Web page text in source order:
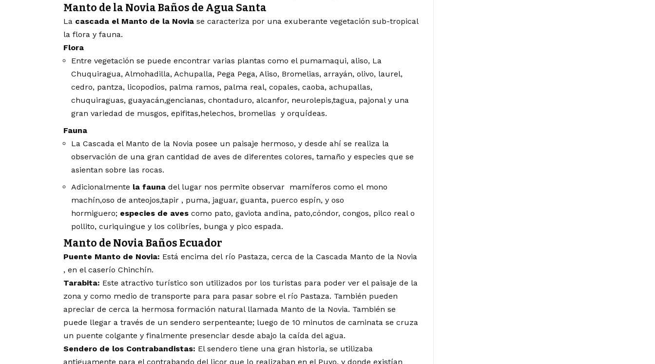
Manto de la Novia Baños de Agua Santa
La cascada el Manto de la Novia se caracteriza por una exuberante vegetación sub-tropical
la flora y fauna.
Flora
Entre vegetación se puede encontrar varias plantas como el pumamaqui, aliso, La
Chuquiragua, Almohadilla, Achupalla, Pega Pega, Aliso, Bromelias, arrayán, olivo, laurel,
cedro, pantza, licopodios, palma ramos, palma real, copales, caoba, achupallas,
chuquiraguas, guayacán,gencianas, chontaduro, alcanfor, neurolepis,tagua, pajonal y una
gran variedad de musgos, epifitas,helechos, bromelias y orquídeas.
Fauna
La Cascada el Manto de la Novia posee un paisaje hermoso, y desde ahí se realiza la
observación de una gran cantidad de aves de diferentes colores, tamaño y especies que se
asientan sobre las rocas.
Adicionalmente la fauna del lugar nos permite observar mamíferos como el mono
machín,oso de anteojos,tapir , puma, jaguar, guanta, puerco espín, y oso
hormiguero; especies de aves como pato, gaviota andina, pato,cóndor, congos, pilco real o
pollito, curiquingue y los colibríes, bunga y pico espada.
Manto de Novia Baños Ecuador
Puente Manto de Novia: Está encima del río Pastaza, cerca de la Cascada Manto de la Novia
, en el caserío Chinchín.
Tarabita: Este atractivo turístico son utilizados por los turistas para poder ver el paisaje de la
zona y como medio de transporte para para pasar sobre el río Pastaza. También pueden
apreciar de cerca la hermosa formación natural llamada Manto de la Novia. También se
puede llegar a través de un sendero serpenteante; luego de 10 minutos de caminata se cruza
un puente colgante y finalmente presenciar desde abajo la caída del agua.
Sendero de los Contrabandistas: El sendero tiene una gran historia, se utilizaba
antiguamente para el contrabando del licor que lo realizaban en el Puyo. y donde existían